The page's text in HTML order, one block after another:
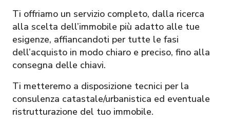
Ti offriamo un servizio completo, dalla ricerca
alla scelta dell’immobile più adatto alle tue
esigenze, affiancandoti per tutte le fasi
dell’acquisto in modo chiaro e preciso, fino alla
consegna delle chiavi.
Ti metteremo a disposizione tecnici per la
consulenza catastale/urbanistica ed eventuale
ristrutturazione del tuo immobile.